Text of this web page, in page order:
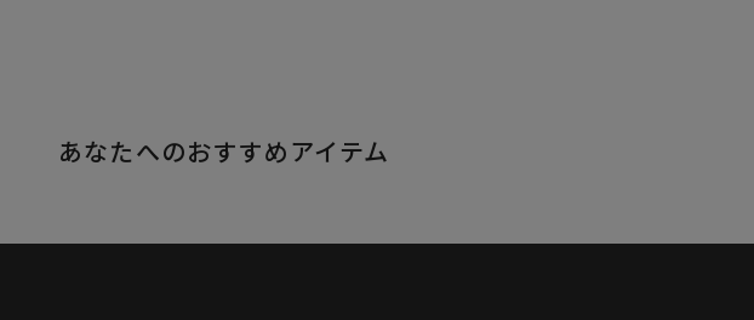
あなたへのおすすめアイテム